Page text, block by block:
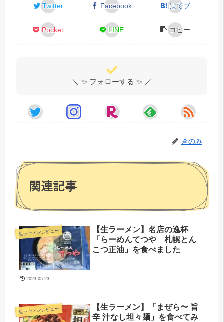
Twitter Facebook はてブ
Pocket LINE コピー
＼ ✨ フォローする ✨ ／
きのみ
関連記事
生ラーメンレビュー
【生ラーメン】名店の逸杯
「らーめんてつや 札幌とん
こつ正油」を食べました
2023.05.23
生ラーメンレビュー
【生ラーメン】「まぜら〜 旨
辛 汁なし坦々麺」を食べてみ